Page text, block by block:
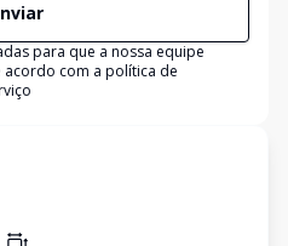
para que a nossa equipe
com a política de